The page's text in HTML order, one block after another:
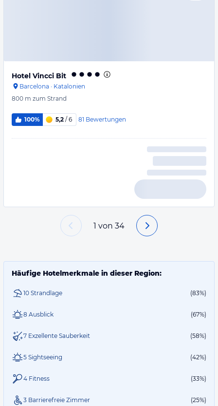
Hotel Vincci Bit
Barcelona · Katalonien
800 m zum Strand
100% 5,2 / 6 81 Bewertungen
1 von 34
Häufige Hotelmerkmale in dieser Region:
10 Strandlage (83%)
8 Ausblick (67%)
7 Exzellente Sauberkeit (58%)
5 Sightseeing (42%)
4 Fitness (33%)
3 Barrierefreie Zimmer (25%)